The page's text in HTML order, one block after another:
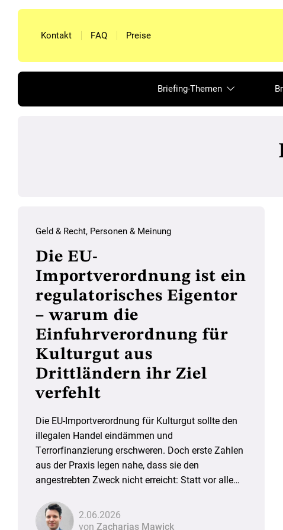
Kontakt FAQ Preise
Briefing-Themen
Geld & Recht, Personen & Meinung
Die EU-
Importverordnung ist ein
regulatorisches Eigentor
– warum die
Einfuhrverordnung für
Kulturgut aus
Drittländern ihr Ziel
verfehlt
Die EU-Importverordnung für Kulturgut sollte den
illegalen Handel eindämmen und
Terrorfinanzierung erschweren. Doch erste Zahlen
aus der Praxis legen nahe, dass sie den
angestrebten Zweck nicht erreicht: Statt vor allem
erheblichem Maß Museen,
Forschungsinstitutionen und Behörden in den
2.06.2026
von Zacharias Mawick